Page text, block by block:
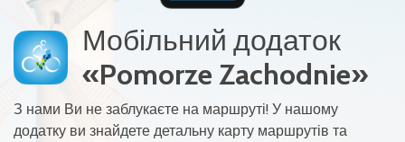
Мобільний додаток
«Pomorze Zachodnie»
З нами Ви не заблукаєте на маршруті! У нашому
додатку ви знайдете детальну карту маршрутів та